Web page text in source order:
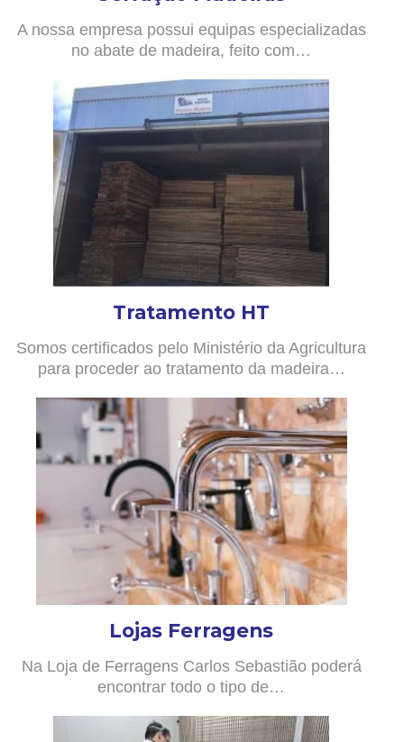
A nossa empresa possui equipas especializadas
no abate de madeira, feito com…
Tratamento HT
Somos certificados pelo Ministério da Agricultura
para proceder ao tratamento da madeira…
Lojas Ferragens
Na Loja de Ferragens Carlos Sebastião poderá
encontrar todo o tipo de…